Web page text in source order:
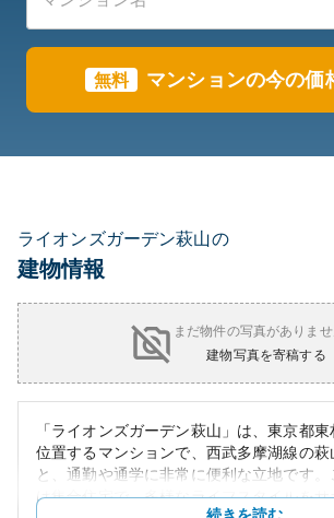
無料 マンションの今の価
ライオンズガーデン萩山の
建物情報
まだ物件の写真がありませ
建物写真を寄稿する
「ライオンズガーデン萩山」は、東京都
位置するマンションで、西武多摩湖線の
と、通勤や通学に非常に便利な立地です
は集合住宅で、多様なライフスタイルを